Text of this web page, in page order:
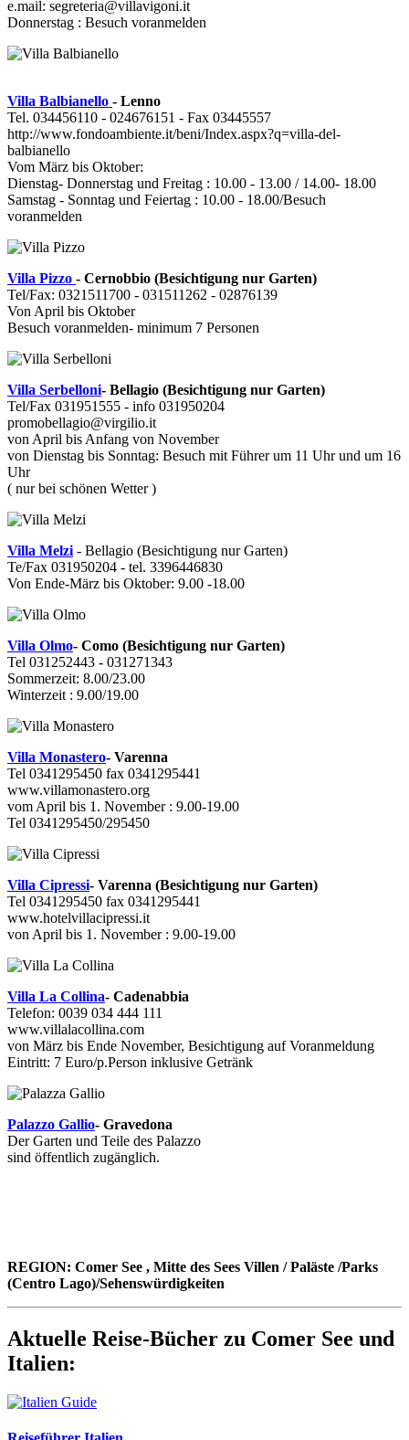
e.mail: segreteria@villavigoni.it
Donnerstag : Besuch voranmelden
Villa Balbianello - Lenno
Tel. 034456110 - 024676151 - Fax 03445557
http://www.fondoambiente.it/beni/Index.aspx?q=villa-del-
balbianello
Vom März bis Oktober:
Dienstag- Donnerstag und Freitag : 10.00 - 13.00 / 14.00- 18.00
Samstag - Sonntag und Feiertag : 10.00 - 18.00/Besuch
voranmelden
Villa Pizzo - Cernobbio (Besichtigung nur Garten)
Tel/Fax: 0321511700 - 031511262 - 02876139
Von April bis Oktober
Besuch voranmelden- minimum 7 Personen
Villa Serbelloni- Bellagio (Besichtigung nur Garten)
Tel/Fax 031951555 - info 031950204
promobellagio@virgilio.it
von April bis Anfang von November
von Dienstag bis Sonntag: Besuch mit Führer um 11 Uhr und um 16
Uhr
( nur bei schönen Wetter )
Villa Melzi - Bellagio (Besichtigung nur Garten)
Te/Fax 031950204 - tel. 3396446830
Von Ende-März bis Oktober: 9.00 -18.00
Villa Olmo- Como (Besichtigung nur Garten)
Tel 031252443 - 031271343
Sommerzeit: 8.00/23.00
Winterzeit : 9.00/19.00
Villa Monastero- Varenna
Tel 0341295450 fax 0341295441
www.villamonastero.org
vom April bis 1. November : 9.00-19.00
Tel 0341295450/295450
Villa Cipressi- Varenna (Besichtigung nur Garten)
Tel 0341295450 fax 0341295441
www.hotelvillacipressi.it
von April bis 1. November : 9.00-19.00
Villa La Collina- Cadenabbia
Telefon: 0039 034 444 111
www.villalacollina.com
von März bis Ende November, Besichtigung auf Voranmeldung
Eintritt: 7 Euro/p.Person inklusive Getränk
Palazzo Gallio- Gravedona
Der Garten und Teile des Palazzo
sind öffentlich zugänglich.
REGION: Comer See , Mitte des Sees Villen / Paläste /Parks
(Centro Lago)/Sehenswürdigkeiten
Aktuelle Reise-Bücher zu Comer See und
Italien: